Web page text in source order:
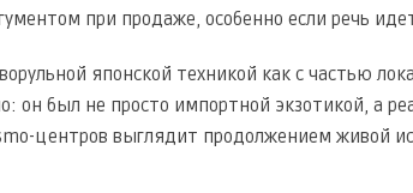
при продаже, особенно если речь
японской техникой как с частью
он был не просто импортной экзотикой, а
центров выглядит продолжением живой